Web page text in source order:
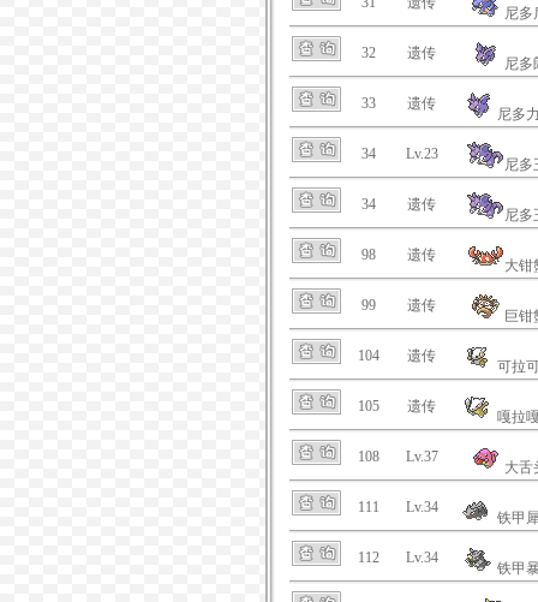
尼多
32 遗传
尼多
33 遗传
尼多
34 Lv.23
尼多
34 遗传
尼多
98 遗传
大钳
99 遗传
巨钳
104 遗传
可拉
105 遗传
嘎拉
108 Lv.37
大舌
111 Lv.34
铁甲
112 Lv.34
铁甲